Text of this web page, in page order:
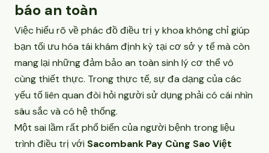
báo an toàn
Việc hiểu rõ về phác đồ điều trị y khoa không chỉ giúp
bạn tối ưu hóa tái khám định kỳ tại cơ sở y tế mà còn
mang lại những đảm bảo an toàn sinh lý cơ thể vô
cùng thiết thực. Trong thực tế, sự đa dạng của các
yếu tố liên quan đòi hỏi người sử dụng phải có cái nhìn
sâu sắc và có hệ thống.
Một sai lầm rất phổ biến của người bệnh trong liệu
trình điều trị với Sacombank Pay Cùng Sao Việt